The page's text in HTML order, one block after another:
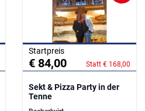
Startpreis
€ 84,00 Statt € 168,00
Sekt & Pizza Party in der
Tenne